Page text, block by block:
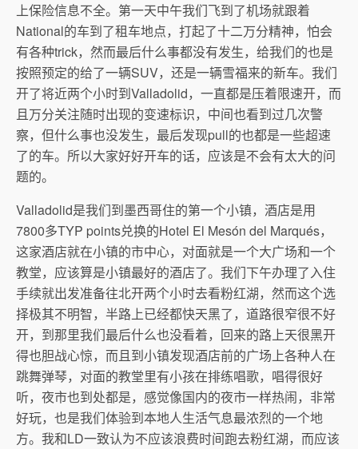
上保险信息不全。第一天中午我们飞到了机场就跟着
National的车到了租车地点，打起了十二万分精神，怕会
有各种trick，然而最后什么事都没有发生，给我们的也是
按照预定的给了一辆SUV，还是一辆雪福来的新车。我们
开了将近两个小时到Valladolid，一直都是压着限速开，而
且万分关注随时出现的变速标识，中间也看到过几次警
察，但什么事也没发生，最后发现pull的也都是一些超速
了的车。所以大家好好开车的话，应该是不会有太大的问
题的。
Valladolid是我们到墨西哥住的第一个小镇，酒店是用
7800多TYP points兑换的Hotel El Mesón del Marqués，
这家酒店就在小镇的市中心，对面就是一个大广场和一个
教堂，应该算是小镇最好的酒店了。我们下午办理了入住
手续就出发准备往北开两个小时去看粉红湖，然而这个选
择极其不明智，半路上已经都快天黑了，道路很窄很不好
开，到那里我们最后什么也没看着，回来的路上天很黑开
得也胆战心惊，而且到小镇发现酒店前的广场上各种人在
跳舞弹琴，对面的教堂里有小孩在排练唱歌，唱得很好
听，夜市也到处都是，感觉像国内的夜市一样热闹，非常
好玩，也是我们体验到本地人生活气息最浓烈的一个地
方。我和LD一致认为不应该浪费时间跑去粉红湖，而应该